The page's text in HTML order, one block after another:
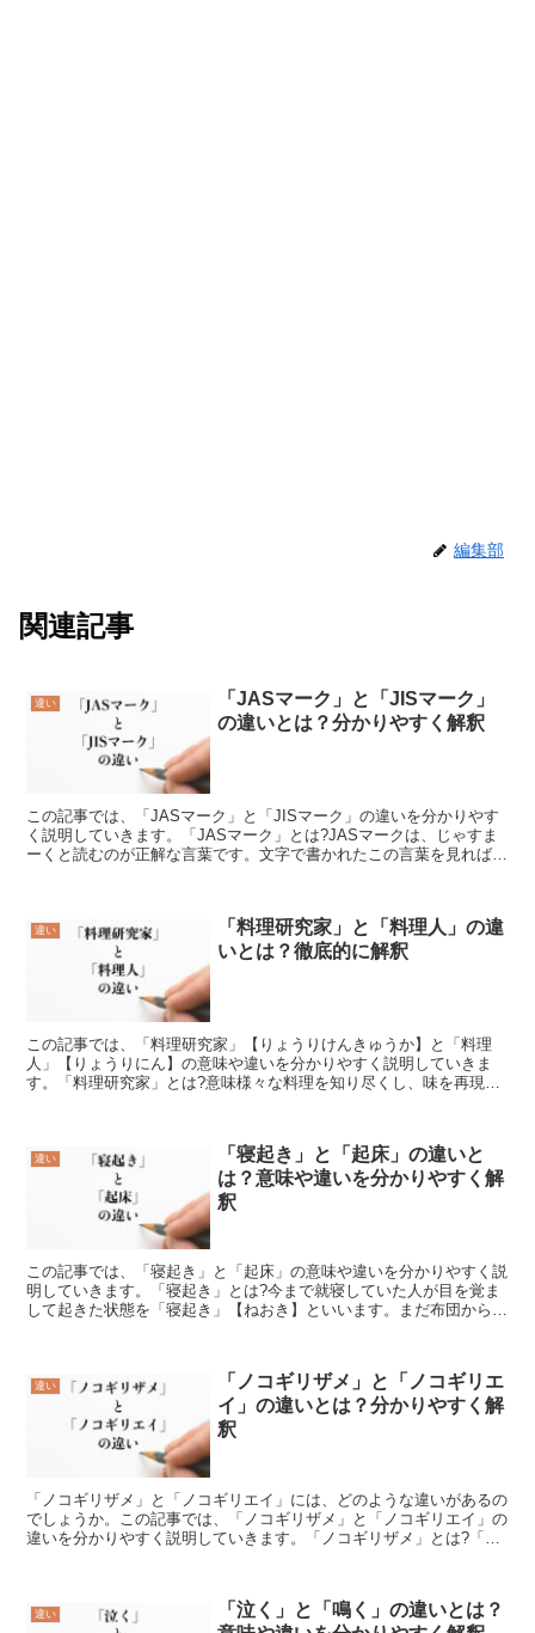
編集部
関連記事
違い
「JASマーク」と「JISマーク」
の違いとは？分かりやすく解釈
この記事では、「JASマーク」と「JISマーク」の違いを分かりやす
く説明していきます。「JASマーク」とは?JASマークは、じゃすま
ーくと読むのが正解な言葉です。文字で書かれたこの言葉を見れば理
違い
「料理研究家」と「料理人」の違
いとは？徹底的に解釈
この記事では、「料理研究家」【りょうりけんきゅうか】と「料理
人」【りょうりにん】の意味や違いを分かりやすく説明していきま
す。「料理研究家」とは?意味様々な料理を知り尽くし、味を再現し
違い
「寝起き」と「起床」の違いと
は？意味や違いを分かりやすく解
釈
この記事では、「寝起き」と「起床」の意味や違いを分かりやすく説
明していきます。「寝起き」とは?今まで就寝していた人が目を覚ま
して起きた状態を「寝起き」【ねおき】といいます。まだ布団から出
違い
「ノコギリザメ」と「ノコギリエ
イ」の違いとは？分かりやすく解
釈
「ノコギリザメ」と「ノコギリエイ」には、どのような違いがあるの
でしょうか。この記事では、「ノコギリザメ」と「ノコギリエイ」の
違いを分かりやすく説明していきます。「ノコギリザメ」とは?「ノ
違い
「泣く」と「鳴く」の違いとは？